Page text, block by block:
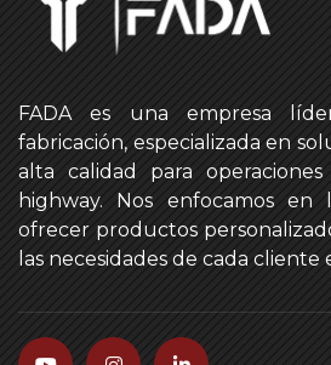
FADA es una empresa
fabricación, especializada en
alta calidad para
highway. Nos enfocamos
ofrecer productos
las necesidades de cada cliente